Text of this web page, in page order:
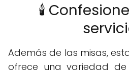
🕯️
Además de las misas,
ofrece una variedad de